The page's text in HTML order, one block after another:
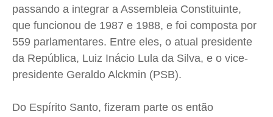
passando a integrar a Assembleia Constituinte,
que funcionou de 1987 e 1988, e foi composta por
559 parlamentares. Entre eles, o atual presidente
da República, Luiz Inácio Lula da Silva, e o vice-
presidente Geraldo Alckmin (PSB).
Do Espírito Santo, fizeram parte os então